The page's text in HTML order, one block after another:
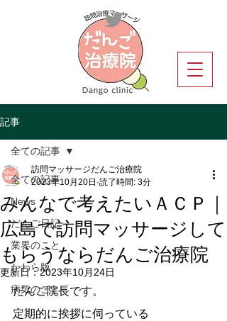
記事
全ての記事
News
だんご日記
業界のこと
かわら版
病気のこと
全ての記事
みんなで考えたいＡＣＰ｜
広島で訪問マッサージして
もらうならだんご治療院
訪問マッサージだんご治療院
2023年10月20日 読了時間: 3分
更新日：2023年10月24日
だんご院長です。
定期的に挨拶に伺っている